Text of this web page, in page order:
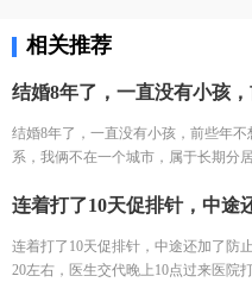
相关推荐
结婚8年了，一直没有小孩，前些年
系，我俩不在一个城市，属于长期分
形率也高，我在国内做了3次试管，
长期抗战的准备了，有认识的朋友推
婴儿。俄罗斯医疗水平我感觉比国内
连着打了10天促排针，中途还加了防
20左右，医生交代晚上10点过来医院打